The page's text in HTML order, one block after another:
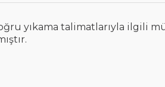
yıkama talimatlarıyla ilgili